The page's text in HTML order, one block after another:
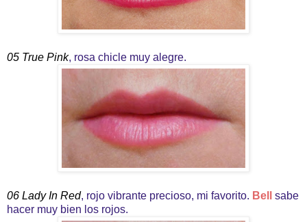
05 True Pink, rosa chicle muy alegre.
06 Lady In Red, rojo vibrante precioso, mi favorito. Bell
sabe
hacer muy bien los rojos.